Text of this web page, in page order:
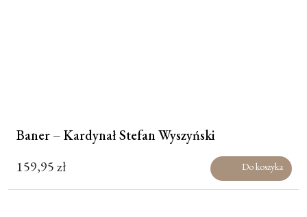
Baner – Kardynał Stefan Wyszyński
159,95zł Do koszyka